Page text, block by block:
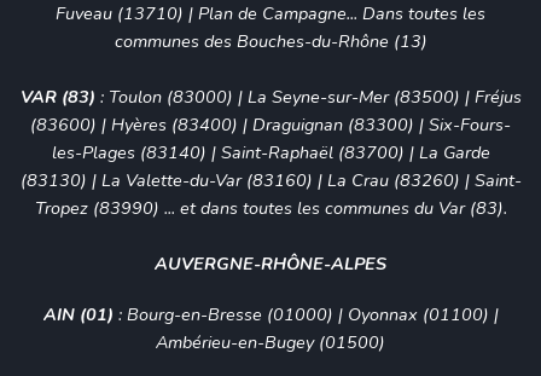
Fuveau (13710) | Plan de Campagne... Dans toutes les
communes des Bouches-du-Rhône (13)
VAR (83) : Toulon (83000) | La Seyne-sur-Mer (83500) | Fréjus
(83600) | Hyères (83400) | Draguignan (83300) | Six-Fours-
les-Plages (83140) | Saint-Raphaël (83700) | La Garde
(83130) | La Valette-du-Var (83160) | La Crau (83260) | Saint-
Tropez (83990) ... et dans toutes les communes du Var (83).
AUVERGNE-RHÔNE-ALPES
AIN (01) : Bourg-en-Bresse (01000) | Oyonnax (01100) |
Ambérieu-en-Bugey (01500)